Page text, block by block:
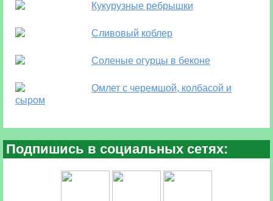
Кукурузные ребрышки
Сливовый коблер
Соленые огурцы в беконе
Омлет с черемшой, колбасой и
сыром
Подпишись в социальных сетях: